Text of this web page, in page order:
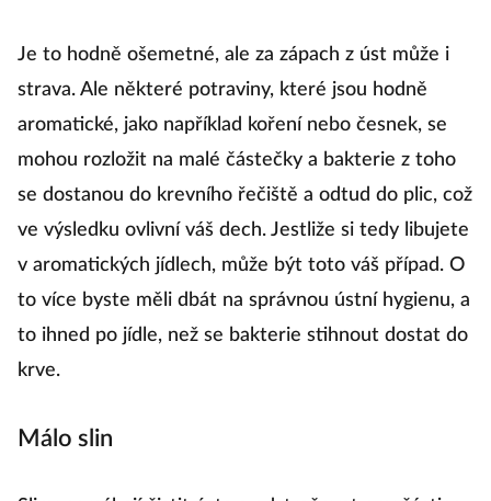
Je to hodně ošemetné, ale za zápach z úst může i
strava. Ale některé potraviny, které jsou hodně
aromatické, jako například koření nebo česnek, se
mohou rozložit na malé částečky a bakterie z toho
se dostanou do krevního řečiště a odtud do plic, což
ve výsledku ovlivní váš dech. Jestliže si tedy libujete
v aromatických jídlech, může být toto váš případ. O
to více byste měli dbát na správnou ústní hygienu, a
to ihned po jídle, než se bakterie stihnout dostat do
krve.
Málo slin